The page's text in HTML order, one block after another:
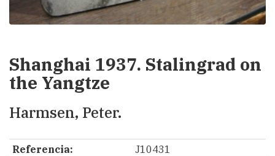
Shanghai 1937. Stalingrad on
the Yangtze
Harmsen, Peter.
Referencia:
J10431